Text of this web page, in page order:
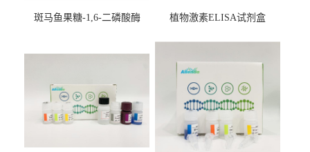
斑马鱼果糖-1,6-二磷酸酶
盒
植物激素ELISA试剂盒